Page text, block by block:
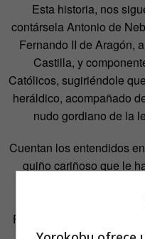
Esta historia, nos
contársela Antonio de
Fernando II de Aragón,
Castilla, y
Católicos, sugiriéndole
heráldico, acompañado
nudo gordiano de la
Cuentan los entendidos
guiño cariñoso que le
nombre de la reina
Por su parte, Isabel I